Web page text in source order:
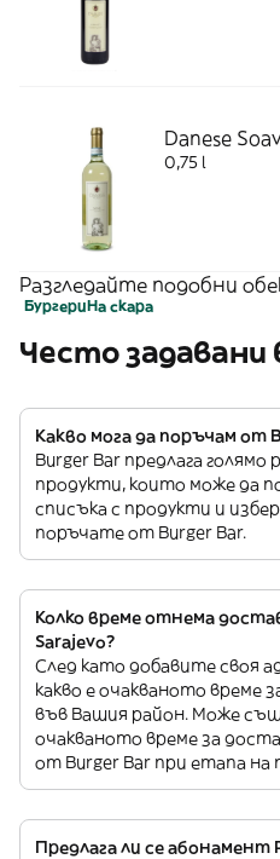
Danese
0,75 l
Разгледайте подобни
БургериНа скара
Често задавани
Какво мога да поръчам от
Burger Bar предлага
продукти, които може да
списъка с продукти и
поръчате от Burger Bar.
Колко време отнема
Sarajevo?
След като добавите своя
какво е очакваното време
във Вашия район. Може
очакваното време за
от Burger Bar при етапа на
Предлага ли се абонамент